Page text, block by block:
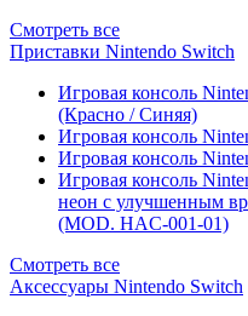
Смотреть все
Приставки Nintendo Switch
Игровая консоль
(Красно / Синяя)
Игровая консоль
Игровая консоль
Игровая консоль
неон с улучшенным
(MOD. HAC-001-01)
Смотреть все
Аксессуары Nintendo Switch